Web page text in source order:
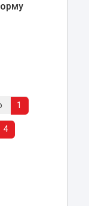
1
4